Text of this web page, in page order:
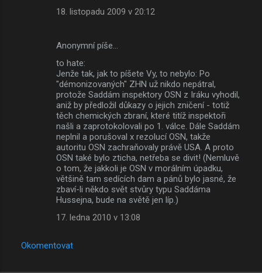
18. listopadu 2009 v 20:12
Anonymní píše…
to hate:
Jenže tak, jak to píšete Vy, to nebylo: Po
"démonizovaných" ZHN už nikdo nepátral,
protože Saddám inspektory OSN z Iráku vyhodil,
aniž by předložil důkazy o jejich zničení - totiž
těch chemických zbraní, které titíž inspektoři
našli a zaprotokolovali po 1. válce. Dále Saddám
neplnil a porušoval x rezolucí OSN, takže
autoritu OSN zachraňovaly právě USA. A proto
OSN také bylo zticha, netřeba se divit! (Nemluvě
o tom, že jakkoli je OSN v morálním úpadku,
většině tam sedících dam a pánů bylo jasné, že
zbaví-li někdo svět stvůry typu Saddáma
Hussejna, bude na světě jen líp.)
17. ledna 2010 v 13:08
Okomentovat